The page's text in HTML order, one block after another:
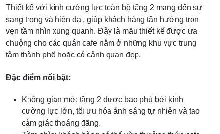
Thiết kế với kính cường lực toàn bộ tầng 2 mang đến sự
sang trọng và hiện đại, giúp khách hàng tận hưởng trọn
vẹn tầm nhìn xung quanh. Đây là mẫu thiết kế được ưa
chuộng cho các quán cafe nằm ở những khu vực trung
tâm thành phố hoặc có cảnh quan đẹp.
Đặc điểm nổi bật:
Không gian mở: tầng 2 được bao phủ bởi kính
cường lực lớn, tối ưu hóa ánh sáng tự nhiên và tạo
cảm giác thoáng đãng.